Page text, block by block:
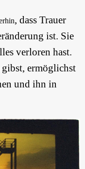
, dass Trauer
ist. Sie
verloren hast.
ermöglichst
und ihn in